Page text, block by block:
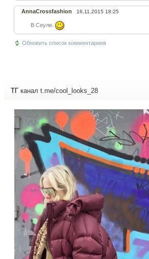
AnnaCrossfashion 16.11.2015 18:25
В Сеуле.
Обновить список комментариев
ТГ канал t.me/cool_looks_28